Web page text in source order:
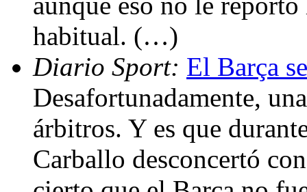
habitual. (…)
Diario Sport: El Barça
Desafortunadamente,
árbitros. Y es que
Carballo desconcertó